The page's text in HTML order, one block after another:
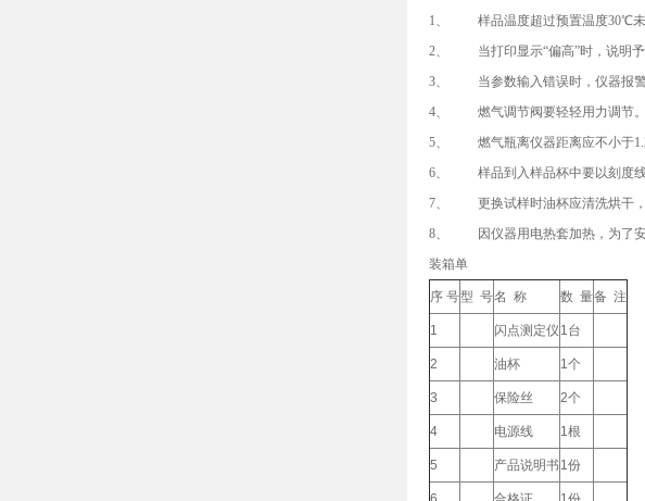
1、 样品温度超过预置温度30℃未出
2、 当打印显示“偏高”时，说明予
3、 当参数输入错误时，仪器报警
4、 燃气调节阀要轻轻用力调节。
5、 燃气瓶离仪器距离应不小于1.2
6、 样品到入样品杯中要以刻度线
7、 更换试样时油杯应清洗烘干，
8、 因仪器用电热套加热，为了安
装箱单
序 号型 号名 称 数 量备 注
1 闪点测定仪 1台
2 油杯 1个
3 保险丝 2个
4 电源线 1根
5 产品说明书 1份